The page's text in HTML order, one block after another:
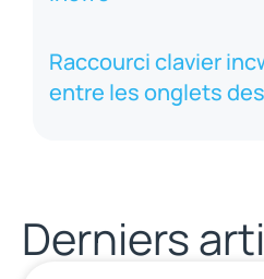
Raccourci clavier
entre les onglets
Derniers